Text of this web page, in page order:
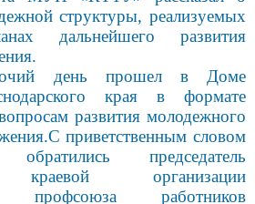
структуры, реализуемых
дальнейшего развития
день прошел в Доме
края в формате
развития молодежного
С приветственным словом
обратились председатель
краевой организации
профсоюза работников